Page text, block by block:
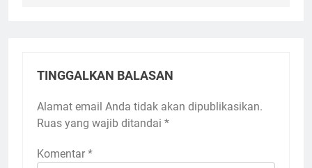
TINGGALKAN BALASAN
Alamat email Anda tidak akan dipublikasikan.
Ruas yang wajib ditandai *
Komentar *